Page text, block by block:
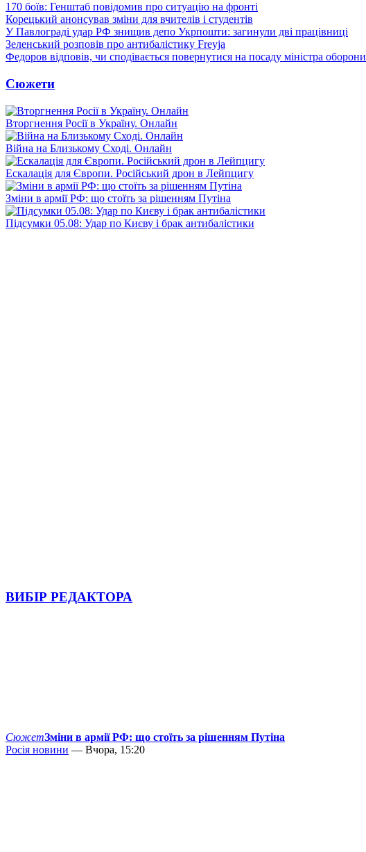
170 боїв: Генштаб повідомив про ситуацію на фронті
Корецький анонсував зміни для вчителів і студентів
У Павлограді удар РФ знищив депо Укрпошти: загинули дві працівниці
Зеленський розповів про антибалістику Freyja
Федоров відповів, чи сподівається повернутися на посаду міністра оборони
Сюжети
Вторгнення Росії в Україну. Онлайн
Війна на Близькому Сході. Онлайн
Ескалація для Європи. Російський дрон в Лейпцигу
Зміни в армії РФ: що стоїть за рішенням Путіна
Підсумки 05.08: Удар по Києву і брак антибалістики
ВИБІР РЕДАКТОРА
СюжетЗміни в армії РФ: що стоїть за рішенням Путіна
Росія новини — Вчора, 15:20